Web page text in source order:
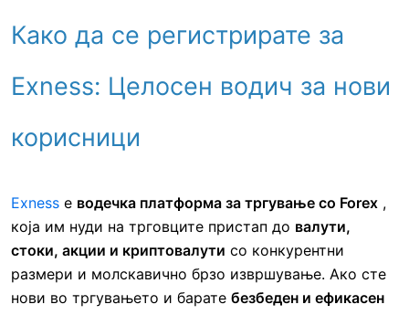
Како да се регистрирате за
Exness: Целосен водич за нови
корисници
Exness е водечка платформа за тргување со Forex ,
која им нуди на трговците пристап до валути,
стоки, акции и криптовалути со конкурентни
размери и молскавично брзо извршување. Ако сте
нови во тргувањето и барате безбеден и ефикасен